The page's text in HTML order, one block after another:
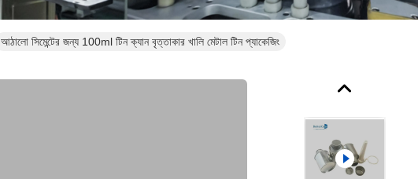
আঠালো সিমেন্টের জন্য 100ml টিন ক্যান বৃত্তাকার খালি মেটাল টিন প্যাকেজিং